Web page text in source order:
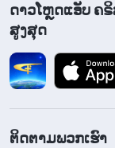
ດາວໂຫຼດແອັບ ຄ
ສູງສຸດ
ຕິດຕາມພວກເຮົາ